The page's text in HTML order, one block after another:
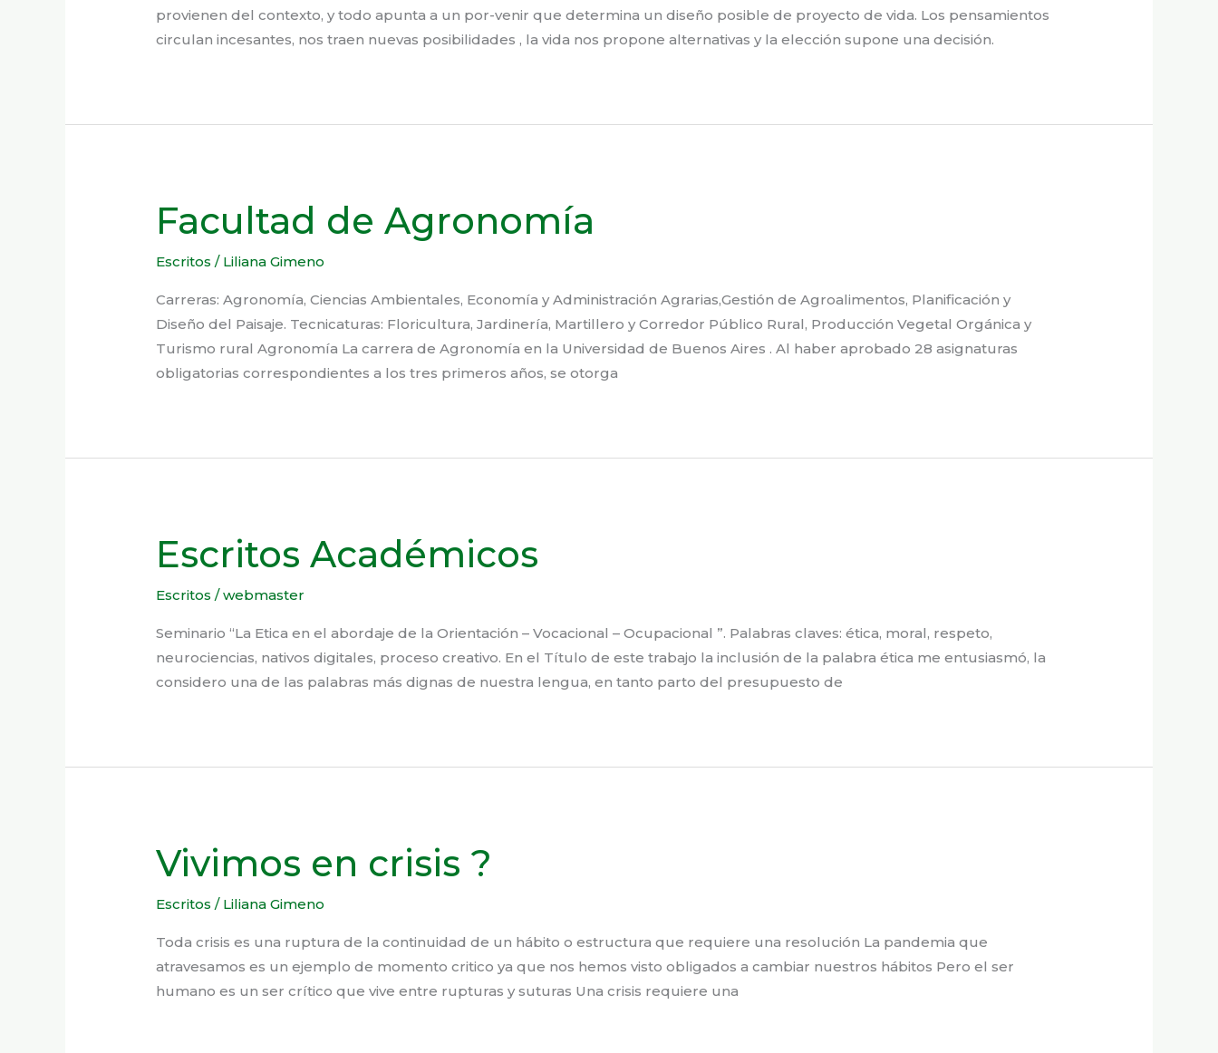
provienen del contexto, y todo apunta a un por-venir que determina un diseño posible de proyecto de vida. Los pensamientos
circulan incesantes, nos traen nuevas posibilidades , la vida nos propone alternativas y la elección supone una decisión.
Facultad de Agronomía
Escritos / Liliana Gimeno
Carreras: Agronomía, Ciencias Ambientales, Economía y Administración Agrarias,Gestión de Agroalimentos, Planificación y
Diseño del Paisaje. Tecnicaturas: Floricultura, Jardinería, Martillero y Corredor Público Rural, Producción Vegetal Orgánica y
Turismo rural Agronomía La carrera de Agronomía en la Universidad de Buenos Aires . Al haber aprobado 28 asignaturas
obligatorias correspondientes a los tres primeros años, se otorga
Escritos Académicos
Escritos /webmaster
Seminario “La Etica en el abordaje de la Orientación – Vocacional – Ocupacional ”. Palabras claves: ética, moral, respeto,
neurociencias, nativos digitales, proceso creativo. En el Título de este trabajo la inclusión de la palabra ética me entusiasmó, la
considero una de las palabras más dignas de nuestra lengua, en tanto parto del presupuesto de
Vivimos en crisis ?
Escritos / Liliana Gimeno
Toda crisis es una ruptura de la continuidad de un hábito o estructura que requiere una resolución La pandemia que
atravesamos es un ejemplo de momento critico ya que nos hemos visto obligados a cambiar nuestros hábitos Pero el ser
humano es un ser crítico que vive entre rupturas y suturas Una crisis requiere una